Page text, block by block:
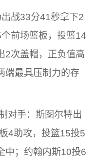
战33分41秒拿下2
前场篮板，投篮14
2次盖帽，正负值高
端最具压制力的存
对手：斯图尔特出
4助攻，投篮15投5
中；约翰内斯10投6